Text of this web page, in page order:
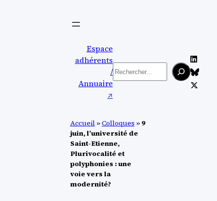
Espace
adhérents
/
Annuaire
↗︎
Rechercher
Accueil»Colloques » 9
juin, l’université de
Saint-Etienne,
Plurivocalité et
polyphonies : une
voie vers la
modernité?